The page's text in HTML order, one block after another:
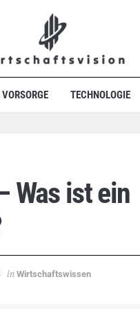
TECHNOLOGIE
Was ist ein
in Wirtschaftswissen